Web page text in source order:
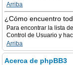
Arriba
¿Cómo encuentro
Para encontrar la lista
Control de Usuario y
Arriba
Acerca de phpBB3